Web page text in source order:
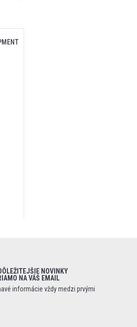
NOVINKY
NA VÁŠ EMAIL
informácie vždy medzi prvými